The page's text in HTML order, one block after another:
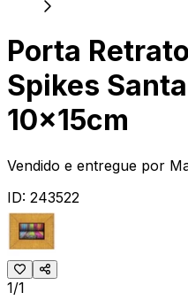
Porta
Spikes
10x15cm
Vendido e entregue por
ID: 243522
1/1